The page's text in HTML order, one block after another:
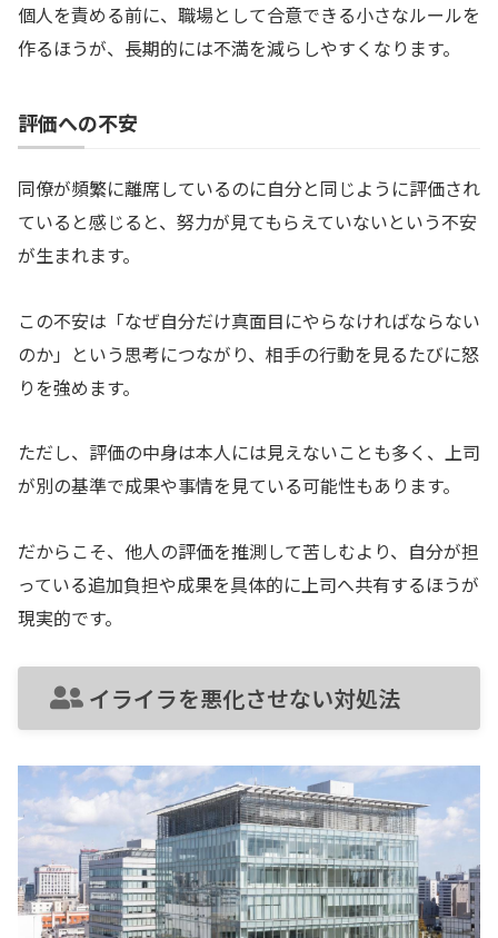
個人を責める前に、職場として合意できる小さなルールを
作るほうが、長期的には不満を減らしやすくなります。
評価への不安
同僚が頻繁に離席しているのに自分と同じように評価され
ていると感じると、努力が見てもらえていないという不安
が生まれます。
この不安は「なぜ自分だけ真面目にやらなければならない
のか」という思考につながり、相手の行動を見るたびに怒
りを強めます。
ただし、評価の中身は本人には見えないことも多く、上司
が別の基準で成果や事情を見ている可能性もあります。
だからこそ、他人の評価を推測して苦しむより、自分が担
っている追加負担や成果を具体的に上司へ共有するほうが
現実的です。
イライラを悪化させない対処法